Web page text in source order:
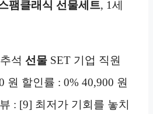
팸클래식 선물세트, 1세
추석 선물 SET 기업 직원
원 할인률 : 0% 40,900 원
뷰 : [9] 최저가 기회를 놓치